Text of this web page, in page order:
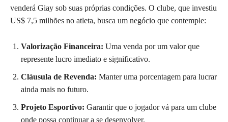
venderá Giay sob suas próprias condições. O clube, que investiu
US$ 7,5 milhões no atleta, busca um negócio que contemple:
Valorização Financeira: Uma venda por um valor que
represente lucro imediato e significativo.
Cláusula de Revenda: Manter uma porcentagem para lucrar
ainda mais no futuro.
Projeto Esportivo: Garantir que o jogador vá para um clube
onde possa continuar a se desenvolver.